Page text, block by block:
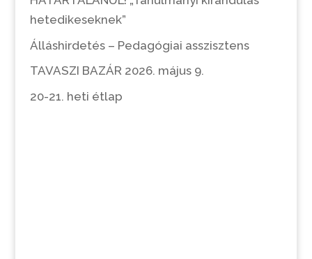
hetedikeseknek”
Álláshirdetés – Pedagógiai asszisztens
TAVASZI BAZÁR 2026. május 9.
20-21. heti étlap